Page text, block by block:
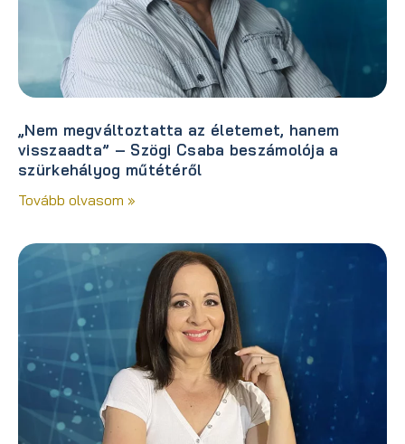
„Nem megváltoztatta az életemet, hanem
visszaadta” – Szögi Csaba beszámolója a
szürkehályog műtétéről
Tovább olvasom »